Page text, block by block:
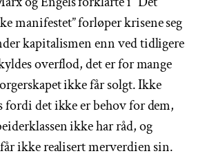
manifestet” forløper krisene seg
kapitalismen enn ved tidligere
overflod, det er for mange
ikke får solgt. Ikke
det ikke er behov for dem,
ikke har råd, og
ikke realisert merverdien sin.